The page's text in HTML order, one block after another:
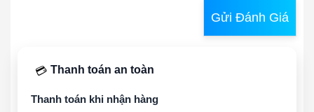
Gửi Đánh Giá
💳 Thanh toán an toàn
Thanh toán khi nhận hàng